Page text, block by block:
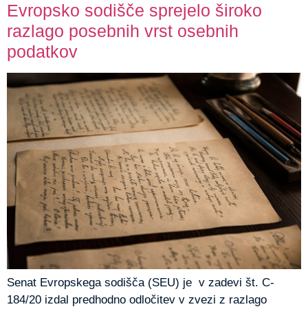
Evropsko sodišče sprejelo široko
razlago posebnih vrst osebnih
podatkov
Senat Evropskega sodišča (SEU) je v zadevi št. C-
184/20 izdal predhodno odločitev v zvezi z razlago